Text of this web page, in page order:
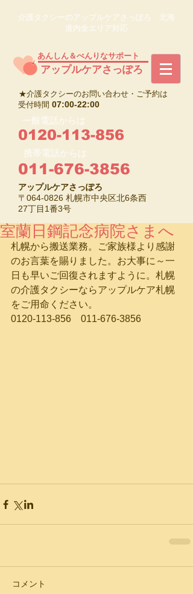
介護タクシーのアップルケアさっぽろ 北海
道内全エリア対応
​アップルケアさっぽろ
あんしん＆べんりなサポート
★介護タクシーのお問い合わせ・ご予約は
受付時間 07:00-22:00
0120-113-856
一般電話からは
携帯電話からは
011-676-3856
アップルケアさっぽろ
〒064-0826 札幌市中央区北6条西
27丁目1番3号
室蘭日鋼記念病院さまへ
札幌から搬送業務。ご家族様より感謝
のお言葉を賜りました。お大事に～一
日も早いご回復されますように。札幌
の介護タクシーならアップルケア札幌
をご用命ください。
0120-113-856　011-676-3856
コメント